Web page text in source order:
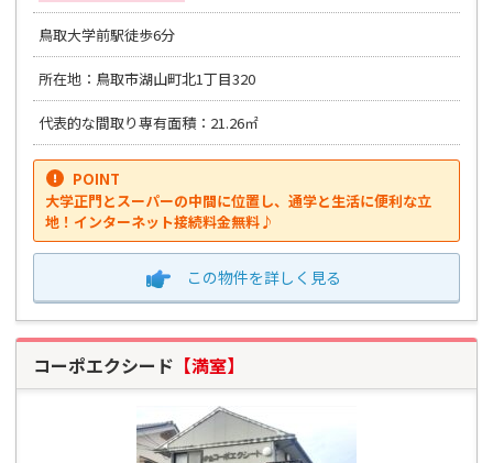
鳥取大学前駅徒歩6分
所在地：鳥取市湖山町北1丁目320
代表的な間取り専有面積：21.26㎡
POINT
大学正門とスーパーの中間に位置し、通学と生活に便利な立
地！インターネット接続料金無料♪
この物件を詳しく見る
コーポエクシード 【満室】